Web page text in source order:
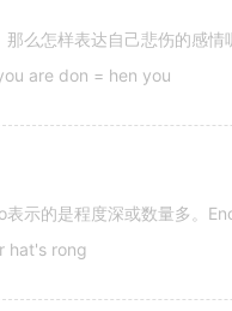
么怎样表达自己悲伤的感
are don = hen you
示的是程度深或数量多。
hat's rong